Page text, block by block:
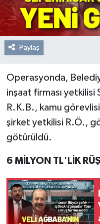
Paylaş
Operasyonda,
inşaat firması yetkilisi
R.K.B., kamu
şirket yetkilisi R.Ö.,
götürüldü.
6 MİLYON TL'LİK